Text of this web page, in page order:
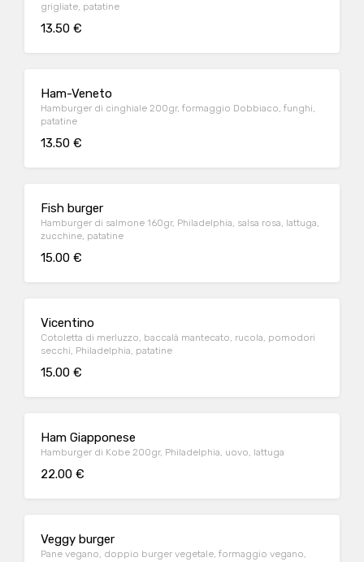
grigliate, patatine
13.50 €
Ham-Veneto
Hamburger di cinghiale 200gr, formaggio Dobbiaco, funghi,
patatine
13.50 €
Fish burger
Hamburger di salmone 160gr, Philadelphia, salsa rosa, lattuga,
zucchine, patatine
15.00 €
Vicentino
Cotoletta di merluzzo, baccalà mantecato, rucola, pomodori
secchi, Philadelphia, patatine
15.00 €
Ham Giapponese
Hamburger di Kobe 200gr, Philadelphia, uovo, lattuga
22.00 €
Veggy burger
Pane vegano, doppio burger vegetale, formaggio vegano,